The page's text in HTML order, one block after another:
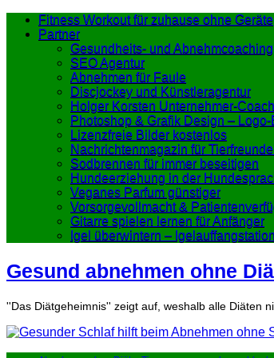
Fitness Workout für zuhause ohne Geräte
Partner
Gesundheits- und Abnehmcoaching
SEO Agentur
Abnehmen für Faule
Discjockey und Künstleragentur
Holger Korsten Unternehmer-
Photoshop & Grafik Design –
Lizenzfreie Bilder kostenlos
Nachrichtenmagazin für
Sodbrennen für immer beseitigen
Hundeerziehung in der
Veganes Parfum günstiger
Vorsorgevollmacht &
Gitarre spielen lernen für Anfänger
Igel überwintern – Igelauffangstation
Gesund abnehmen ohne
''Das Diätgeheimnis'' zeigt auf, weshalb alle Diäten